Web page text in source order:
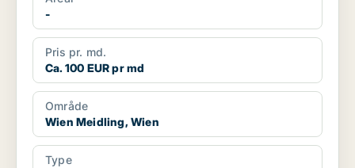
-
Pris pr. md.
Ca. 100 EUR pr md
Område
Wien Meidling, Wien
Type